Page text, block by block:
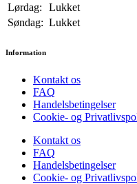
Lørdag:
Lukket
Søndag: Lukket
Information
Kontakt os
FAQ
Handelsbetingelser
Cookie- og
Kontakt os
FAQ
Handelsbetingelser
Cookie- og